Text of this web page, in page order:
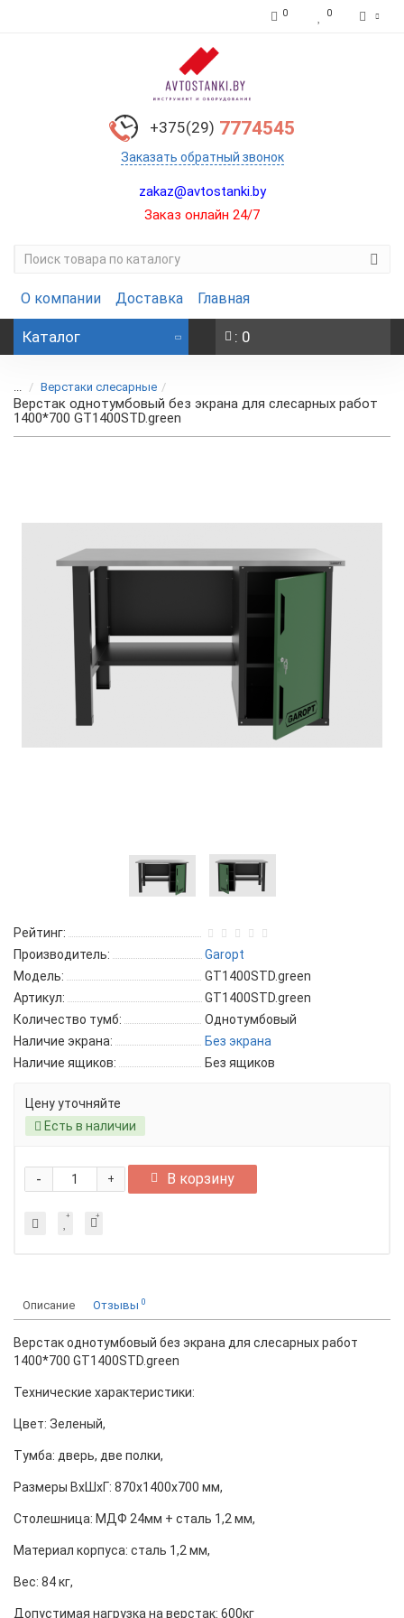
0 0
+375(29) 7774545
Заказать обратный звонок
zakaz@avtostanki.by
Заказ онлайн 24/7
О компании Доставка Главная
Каталог : 0
... Верстаки слесарные
Верстак однотумбовый без экрана для слесарных работ
1400*700 GT1400STD.green
Рейтинг:
Производитель:
Garopt
Модель:
GT1400STD.green
Артикул:
GT1400STD.green
Количество тумб:
Однотумбовый
Наличие экрана:
Без экрана
Наличие ящиков:
Без ящиков
Цену уточняйте
Есть в наличии
+
- В корзину
Описание Отзывы 0
Верстак однотумбовый без экрана для слесарных работ
1400*700 GT1400STD.green
Технические характеристики:
Цвет: Зеленый,
Тумба: дверь, две полки,
Размеры ВхШхГ: 870х1400х700 мм,
Столешница: МДФ 24мм + сталь 1,2 мм,
Материал корпуса: сталь 1,2 мм,
Вес: 84 кг,
Допустимая нагрузка на верстак: 600кг